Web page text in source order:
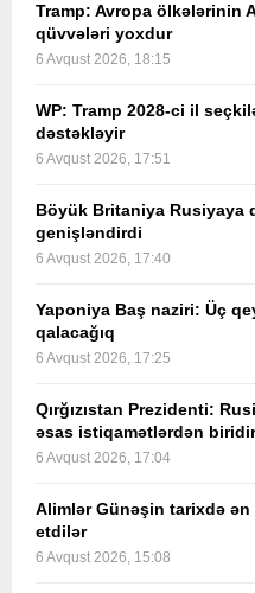
Tramp: Avropa ölkələrinin
qüvvələri yoxdur
6 Avqust 2026, 18:15
WP: Tramp 2028-ci il
dəstəkləyir
6 Avqust 2026, 17:51
Böyük Britaniya Rusiyaya
genişləndirdi
6 Avqust 2026, 17:40
Yaponiya Baş naziri: Üç
qalacağıq
6 Avqust 2026, 17:25
Qırğızıstan Prezidenti:
əsas istiqamətlərdən biridir
6 Avqust 2026, 17:04
Alimlər Günəşin tarixdə
etdilər
6 Avqust 2026, 15:08